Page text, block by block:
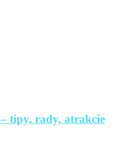
tipy, rady, atrakcie